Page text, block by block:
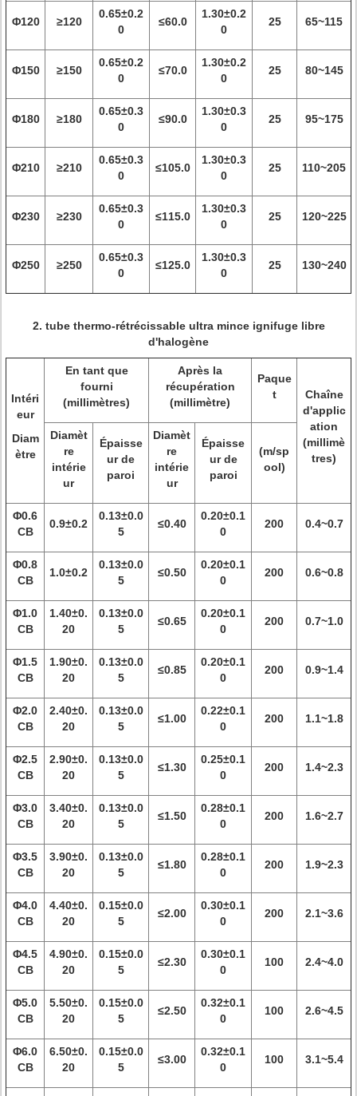
Φ120 ≥120
0.65±0.2
0
≤60.0
1.30±0.2
0
25 65~115
Φ150 ≥150
0.65±0.2
0
≤70.0
1.30±0.2
0
25 80~145
Φ180 ≥180
0.65±0.3
0
≤90.0
1.30±0.3
0
25 95~175
Φ210 ≥210
0.65±0.3
0
≤105.0
1.30±0.3
0
25 110~205
Φ230 ≥230
0.65±0.3
0
≤115.0
1.30±0.3
0
25 120~225
Φ250 ≥250
0.65±0.3
0
≤125.0
1.30±0.3
0
25 130~240
2. tube thermo-rétrécissable ultra mince ignifuge libre
d'halogène
Intéri
eur
Diam
ètre
En tant que
fourni
(millimètres)
Après la
récupération
(millimètre)
Paque
t
Chaîne
d'applic
ation
(millimè
tres)
Diamèt
re
intérie
ur
Épaisse
ur de
paroi
Diamèt
re
intérie
ur
Épaisse
ur de
paroi
(m/sp
ool)
Φ0.6
CB
0.9±0.2
0.13±0.0
5
≤0.40
0.20±0.1
0
200 0.4~0.7
Φ0.8
CB
1.0±0.2
0.13±0.0
5
≤0.50
0.20±0.1
0
200 0.6~0.8
Φ1.0
CB
1.40±0.
20
0.13±0.0
5
≤0.65
0.20±0.1
0
200 0.7~1.0
Φ1.5
CB
1.90±0.
20
0.13±0.0
5
≤0.85
0.20±0.1
0
200 0.9~1.4
Φ2.0
CB
2.40±0.
20
0.13±0.0
5
≤1.00
0.22±0.1
0
200 1.1~1.8
Φ2.5
CB
2.90±0.
20
0.13±0.0
5
≤1.30
0.25±0.1
0
200 1.4~2.3
Φ3.0
CB
3.40±0.
20
0.13±0.0
5
≤1.50
0.28±0.1
0
200 1.6~2.7
Φ3.5
CB
3.90±0.
20
0.13±0.0
5
≤1.80
0.28±0.1
0
200 1.9~2.3
Φ4.0
CB
4.40±0.
20
0.15±0.0
5
≤2.00
0.30±0.1
0
200 2.1~3.6
Φ4.5
CB
4.90±0.
20
0.15±0.0
5
≤2.30
0.30±0.1
0
100 2.4~4.0
Φ5.0
CB
5.50±0.
20
0.15±0.0
5
≤2.50
0.32±0.1
0
100 2.6~4.5
Φ6.0
CB
6.50±0.
20
0.15±0.0
5
≤3.00
0.32±0.1
0
100 3.1~5.4